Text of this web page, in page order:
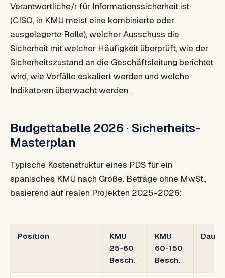
Verantwortliche/r für Informationssicherheit ist
(CISO, in KMU meist eine kombinierte oder
ausgelagerte Rolle), welcher Ausschuss die
Sicherheit mit welcher Häufigkeit überprüft, wie der
Sicherheitszustand an die Geschäftsleitung berichtet
wird, wie Vorfälle eskaliert werden und welche
Indikatoren überwacht werden.
Budgettabelle 2026 · Sicherheits-
Masterplan
Typische Kostenstruktur eines PDS für ein
spanisches KMU nach Größe. Beträge ohne MwSt.,
basierend auf realen Projekten 2025-2026:
Position
KMU
25-60
Besch.
KMU
60-150
Besch.
Dauer